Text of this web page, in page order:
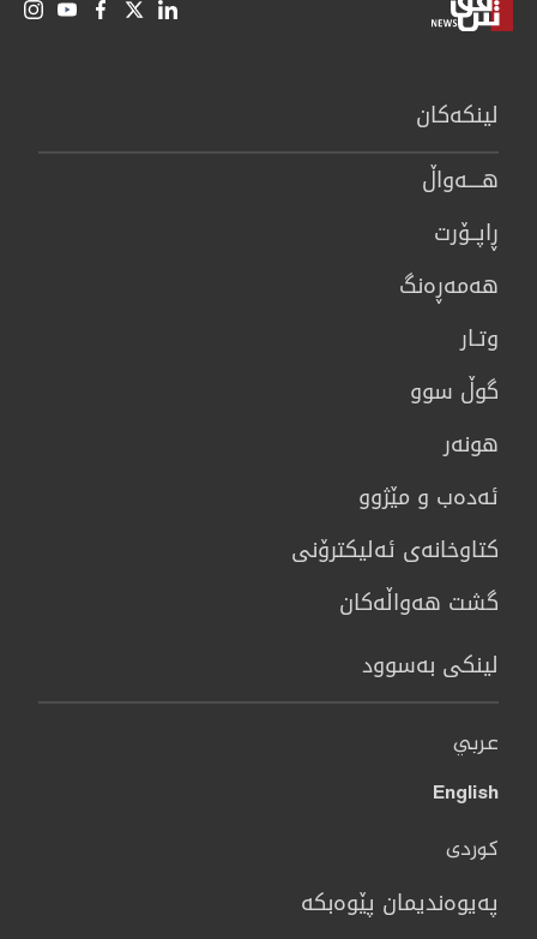
لینكەكان
هــــه‌واڵ
ڕاپــۆرت
هه‌مه‌ڕه‌نگ
وتـار
گوڵ سوو
هونه‌ر
ئەدەب و مێژوو
كتاوخانه‌ی ئه‌ليكترۆنی
گشت هەواڵەکان
لینکی بەسوود
عربي
English
کوردی
پەیوەندیمان پێوەبکە